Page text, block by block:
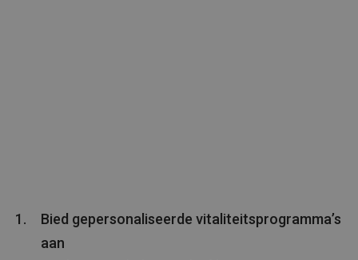
Bied gepersonaliseerde vitaliteitsprogramma’s
aan